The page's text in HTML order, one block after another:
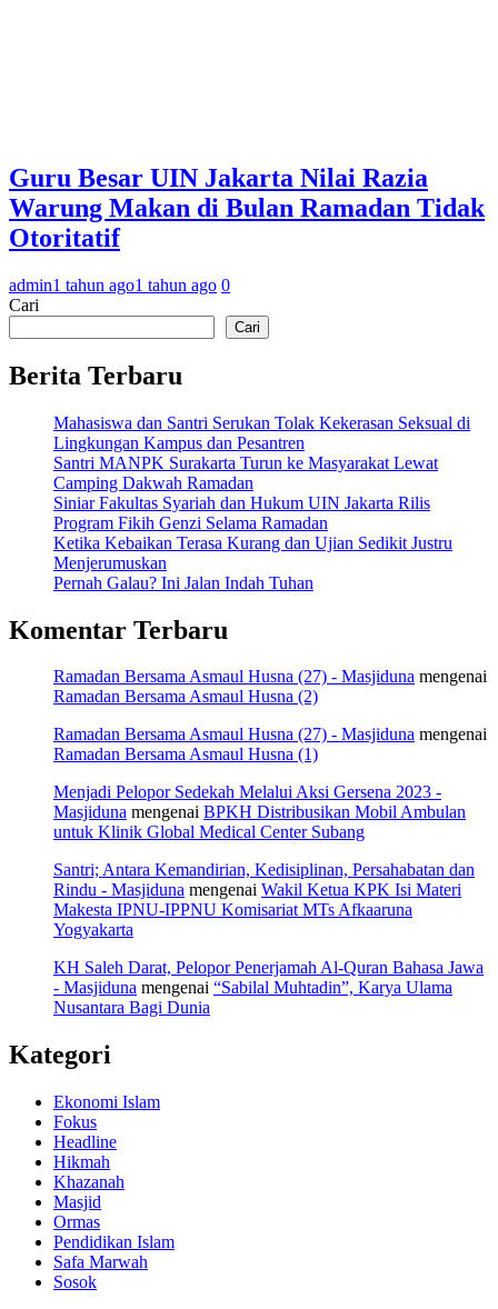
Guru Besar UIN Jakarta Nilai Razia
Warung Makan di Bulan Ramadan Tidak
Otoritatif
admin1 tahun ago1 tahun ago 0
Cari
Cari
Berita Terbaru
Mahasiswa dan Santri Serukan Tolak Kekerasan Seksual di
Lingkungan Kampus dan Pesantren
Santri MANPK Surakarta Turun ke Masyarakat Lewat
Camping Dakwah Ramadan
Siniar Fakultas Syariah dan Hukum UIN Jakarta Rilis
Program Fikih Genzi Selama Ramadan
Ketika Kebaikan Terasa Kurang dan Ujian Sedikit Justru
Menjerumuskan
Pernah Galau? Ini Jalan Indah Tuhan
Komentar Terbaru
Ramadan Bersama Asmaul Husna (27) - Masjiduna mengenai
Ramadan Bersama Asmaul Husna (2)
Ramadan Bersama Asmaul Husna (27) - Masjiduna mengenai
Ramadan Bersama Asmaul Husna (1)
Menjadi Pelopor Sedekah Melalui Aksi Gersena 2023 -
Masjiduna mengenai BPKH Distribusikan Mobil Ambulan
untuk Klinik Global Medical Center Subang
Santri; Antara Kemandirian, Kedisiplinan, Persahabatan dan
Rindu - Masjiduna mengenai Wakil Ketua KPK Isi Materi
Makesta IPNU-IPPNU Komisariat MTs Afkaaruna
Yogyakarta
KH Saleh Darat, Pelopor Penerjamah Al-Quran Bahasa Jawa
- Masjiduna mengenai “Sabilal Muhtadin”, Karya Ulama
Nusantara Bagi Dunia
Kategori
Ekonomi Islam
Fokus
Headline
Hikmah
Khazanah
Masjid
Ormas
Pendidikan Islam
Safa Marwah
Sosok